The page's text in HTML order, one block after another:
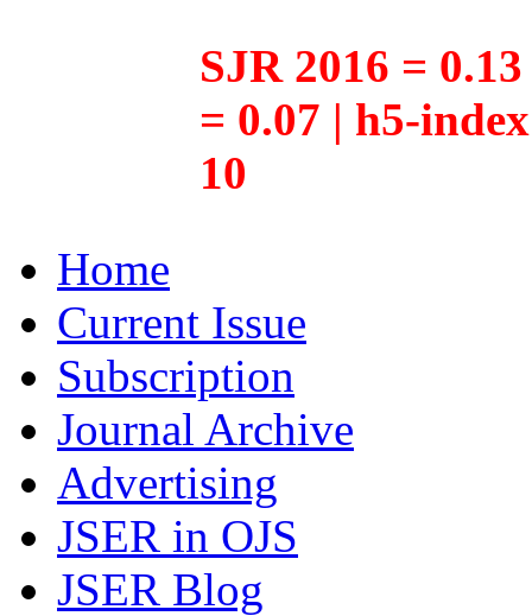
SJR 2016 =
= 0.07 | h5-
10
Home
Current Issue
Subscription
Journal Archive
Advertising
JSER in OJS
JSER Blog